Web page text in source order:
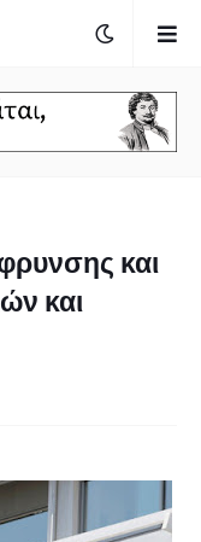
και
και